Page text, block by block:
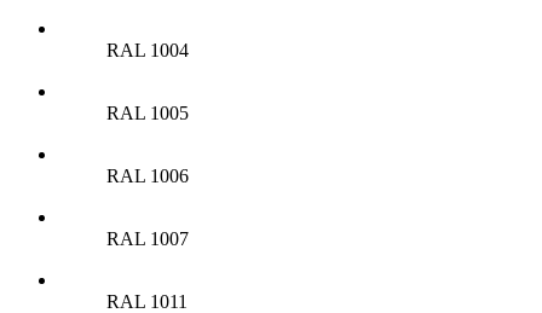
RAL 1004
RAL 1005
RAL 1006
RAL 1007
RAL 1011